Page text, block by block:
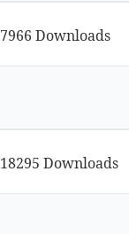
18295 Downloads
7966 Downloads